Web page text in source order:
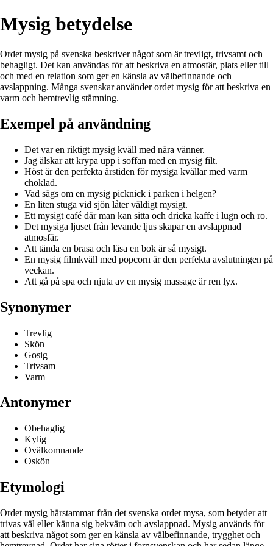
Mysig betydelse
Ordet mysig på svenska beskriver något som är trevligt, trivsamt och
behagligt. Det kan användas för att beskriva en atmosfär, plats eller till
och med en relation som ger en känsla av välbefinnande och
avslappning. Många svenskar använder ordet mysig för att beskriva en
varm och hemtrevlig stämning.
Exempel på användning
Det var en riktigt mysig kväll med nära vänner.
Jag älskar att krypa upp i soffan med en mysig filt.
Höst är den perfekta årstiden för mysiga kvällar med varm
choklad.
Vad sägs om en mysig picknick i parken i helgen?
En liten stuga vid sjön låter väldigt mysigt.
Ett mysigt café där man kan sitta och dricka kaffe i lugn och ro.
Det mysiga ljuset från levande ljus skapar en avslappnad
atmosfär.
Att tända en brasa och läsa en bok är så mysigt.
En mysig filmkväll med popcorn är den perfekta avslutningen på
veckan.
Att gå på spa och njuta av en mysig massage är ren lyx.
Synonymer
Trevlig
Skön
Gosig
Trivsam
Varm
Antonymer
Obehaglig
Kylig
Ovälkomnande
Oskön
Etymologi
Ordet mysig härstammar från det svenska ordet mysa, som betyder att
trivas väl eller känna sig bekväm och avslappnad. Mysig används för
att beskriva något som ger en känsla av välbefinnande, trygghet och